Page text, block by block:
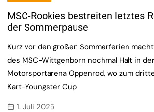
MSC-Rookies bestreiten letztes
der Sommerpause
Kurz vor den großen Sommerferien
des MSC-Wittgenborn nochmal Halt in der
Motorsportarena Oppenrod, wo zum
Kart-Youngster Cup
1. Juli 2025